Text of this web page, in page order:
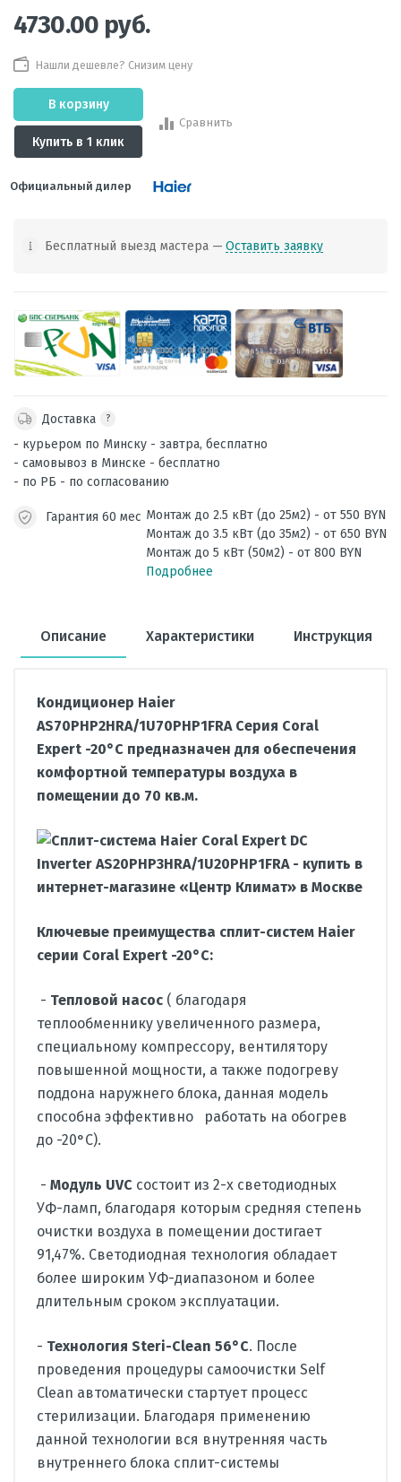
4730.00 руб.
Нашли дешевле? Снизим цену
В корзину
Купить в 1 клик
Сравнить
Официальный дилер
Бесплатный выезд мастера — Оставить заявку
Доставка ?
- курьером по Минску - завтра, бесплатно
- самовывоз в Минске - бесплатно
- по РБ - по согласованию
Гарантия 60 мес Монтаж до 2.5 кВт (до 25м2) - от 550 BYN
Монтаж до 3.5 кВт (до 35м2) - от 650 BYN
Монтаж до 5 кВт (50м2) - от 800 BYN
Подробнее
Описание Характеристики Инструкция
Кондиционер Haier
AS70PHP2HRA/1U70PHP1FRA Серия Coral
Expert -20°C предназначен для обеспечения
комфортной температуры воздуха в
помещении до 70 кв.м.
Ключевые преимущества сплит-систем Haier
серии Coral Expert -20°C:
- Тепловой насос ( благодаря
теплообменнику увеличенного размера,
специальному компрессору, вентилятору
повышенной мощности, а также подогреву
поддона наружнего блока, данная модель
способна эффективно работать на обогрев
до -20°C).
- Модуль UVC состоит из 2-х светодиодных
УФ-ламп, благодаря которым средняя степень
очистки воздуха в помещении достигает
91,47%. Светодиодная технология обладает
более широким УФ-диапазоном и более
длительным сроком эксплуатации.
- Технология Steri-Clean 56°C. После
проведения процедуры самоочистки Self
Clean автоматически стартует процесс
стерилизации. Благодаря применению
данной технологии вся внутренняя часть
внутреннего блока сплит-системы